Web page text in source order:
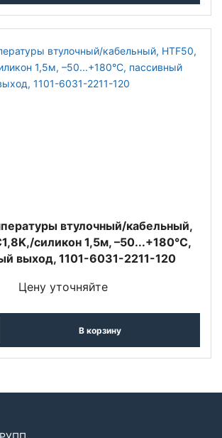
втулочный/кабельный,
силикон 1,5м, –50...+180°C,
выход, 1101-6031-2211-120
Цену уточняйте
В корзину